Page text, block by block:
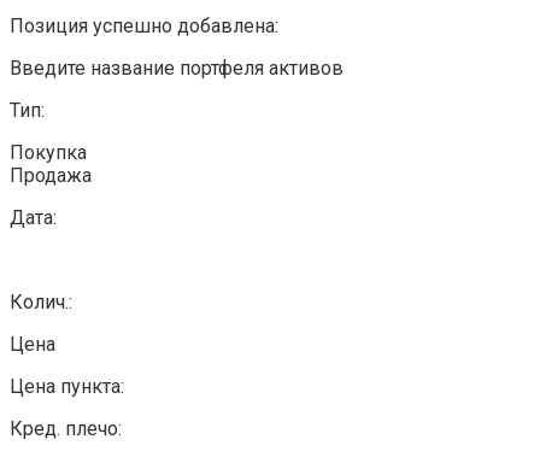
Позиция успешно добавлена:
Введите название портфеля активов
Тип:
Покупка
Продажа
Дата:
Колич.:
Цена
Цена пункта:
Кред. плечо: